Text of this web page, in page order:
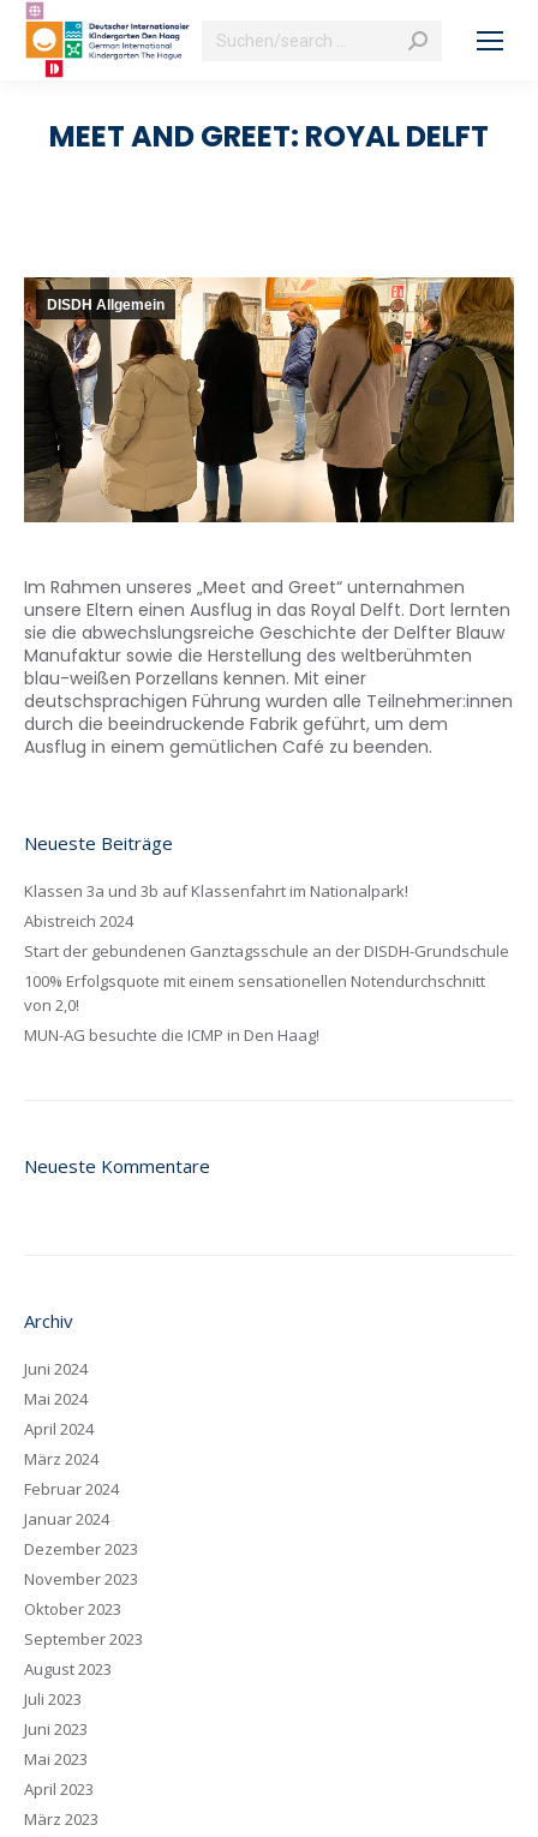
Search:
MEET AND GREET: ROYAL DELFT
DISDH Allgemein
Im Rahmen unseres „Meet and Greet“ unternahmen
unsere Eltern einen Ausflug in das Royal Delft. Dort lernten
sie die abwechslungsreiche Geschichte der Delfter Blauw
Manufaktur sowie die Herstellung des weltberühmten
blau-weißen Porzellans kennen. Mit einer
deutschsprachigen Führung wurden alle Teilnehmer:innen
durch die beeindruckende Fabrik geführt, um dem
Ausflug in einem gemütlichen Café zu beenden.
Neueste Beiträge
Klassen 3a und 3b auf Klassenfahrt im Nationalpark!
Abistreich 2024
Start der gebundenen Ganztagsschule an der DISDH-Grundschule
100% Erfolgsquote mit einem sensationellen Notendurchschnitt
von 2,0!
MUN-AG besuchte die ICMP in Den Haag!
Neueste Kommentare
Archiv
Juni 2024
Mai 2024
April 2024
März 2024
Februar 2024
Januar 2024
Dezember 2023
November 2023
Oktober 2023
September 2023
August 2023
Juli 2023
Juni 2023
Mai 2023
April 2023
März 2023